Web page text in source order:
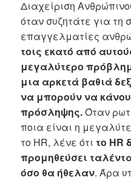
Διαχείριση
όταν συζητάτε για τη
επαγγελματίες
τοις εκατό από
μεγαλύτερο
μια αρκετά βαθιά
να μπορούν να
πρόσληψης.Όταν
ποια είναι η
το HR, λένε ότι το HR
προμηθεύσει
όσο θα ήθελαν. Άρα